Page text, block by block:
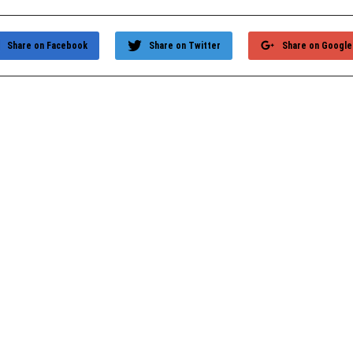
Share on
Share on Twitter
Share on Facebook